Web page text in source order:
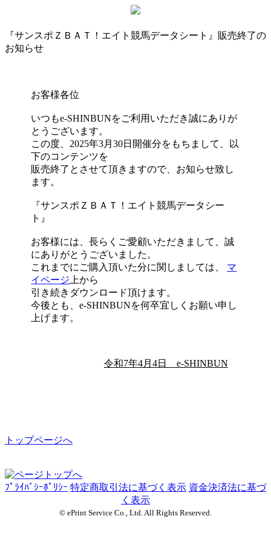
『サンスポＺＢＡＴ！エイト競馬データシート』販売終了の
お知らせ
お客様各位
いつもe-SHINBUNをご利用いただき誠にありが
とうございます。
この度、2025年3月30日開催分をもちまして、以
下のコンテンツを
販売終了とさせて頂きますので、お知らせ致し
ます。
『サンスポＺＢＡＴ！エイト競馬データシー
ト』
お客様には、長らくご愛顧いただきまして、誠
にありがとうございました。
これまでにご購入頂いた分に関しましては、 マ
イページ上から
引き続きダウンロード頂けます。
今後とも、e-SHINBUNを何卒宜しくお願い申し
上げます。
令和7年4月4日 e-SHINBUN
トップページへ
ﾌﾟﾗｲﾊﾞｼｰﾎﾟﾘｼｰ 特定商取引法に基づく表示 資金決済法に基づ
く表示
© ePrint Service Co., Ltd. All Rights Reserved.